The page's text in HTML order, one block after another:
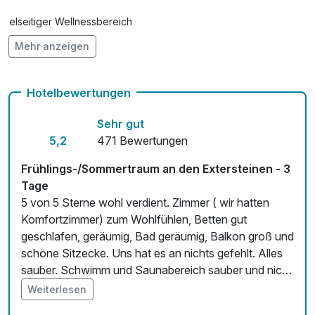
16.30 Uhr
Donnertag: 12.00 bis 13.45 Uhr und 15.30 bis 17.15 Uhr
Freitag: 10.00 bis 11.45 Uhr und 16.00 bis 18.15 Uhr
Sonntag: frei
Vielseitiger Wellnessbereich
Hunde im Hotel erlaubt für 10,00 € pro Stück / Tag
Kostenloses W-LAN
Zimmerservice verfügbar
Mit Hotelbar
Mehr anzeigen
Hotelbewertungen
5,2
Sehr gut
471 Bewertungen
Frühlings-/Sommertraum an den Extersteinen - 3
Tage
5 von 5 Sterne wohl verdient. Zimmer ( wir hatten
Komfortzimmer) zum Wohlfühlen, Betten gut
geschlafen, geräumig, Bad geräumig, Balkon groß und
schöne Sitzecke. Uns hat es an nichts gefehlt. Alles
sauber. Schwimm und Saunabereich sauber und nicht
überlaufen. Service immer freundlich.
Frühstücksbuffett reichlich und große Auswahl.
Weiterlesen